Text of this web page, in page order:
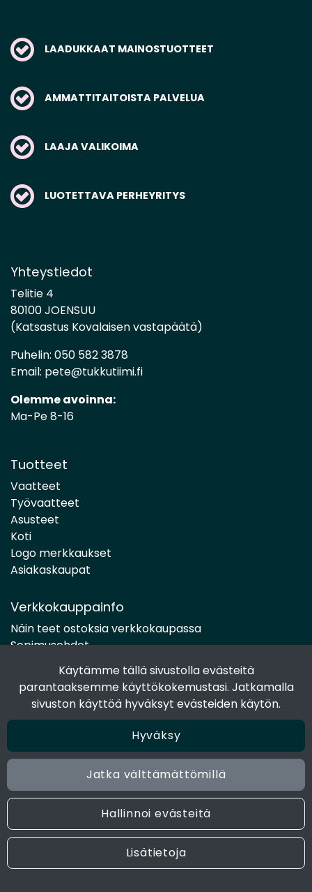
Käytämme tällä sivustolla evästeitä
parantaaksemme käyttökokemustasi. Jatkamalla
sivuston käyttöä hyväksyt evästeiden käytön.
Hyväksy
Jatka välttämättömillä
Hallinnoi evästeitä
Lisätietoja
LAADUKKAAT MAINOSTUOTTEET
AMMATTITAITOISTA PALVELUA
LAAJA VALIKOIMA
LUOTETTAVA PERHEYRITYS
Yhteystiedot
Telitie 4
80100 JOENSUU
(Katsastus Kovalaisen vastapäätä)
Puhelin: 050 582 3878
Email: pete@tukkutiimi.fi
Olemme avoinna:
Ma-Pe 8-16
Tuotteet
Vaatteet
Työvaatteet
Asusteet
Koti
Logo merkkaukset
Asiakaskaupat
Verkkokauppainfo
Näin teet ostoksia verkkokaupassa
Sopimusehdot
Toimitustavat
Maksutavat
Tietosuojaseloste
Seuraa sosiaalisessa mediassa
Facebook
Instagram
© 2024 Joen Tukkutiimi. All rights reserved. Site by